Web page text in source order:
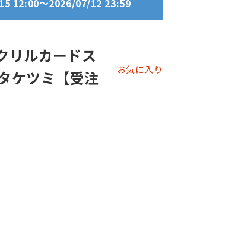
12:00～2026/07/12 23:59
ルカードス
ケツミ【受注
お気に入り